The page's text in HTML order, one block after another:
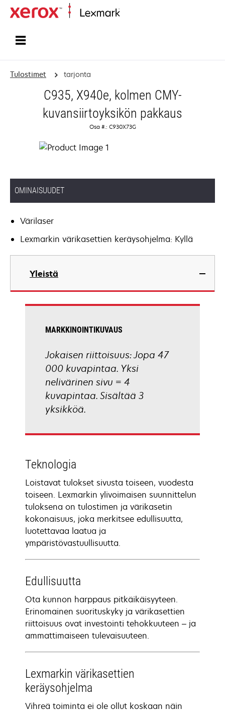
Tulostimet tarjonta
C935, X940e, kolmen CMY-
kuvansiirtoyksikön pakkaus
Osa #.: C930X73G
OMINAISUUDET
Värilaser
Lexmarkin värikasettien keräysohjelma: Kyllä
Yleistä
MARKKINOINTIKUVAUS
Jokaisen riittoisuus: Jopa 47
000 kuvapintaa. Yksi
nelivärinen sivu = 4
kuvapintaa. Sisältää 3
yksikköä.
Teknologia
Loistavat tulokset sivusta toiseen, vuodesta
toiseen. Lexmarkin ylivoimaisen suunnittelun
tuloksena on tulostimen ja värikasetin
kokonaisuus, joka merkitsee edullisuutta,
luotettavaa laatua ja
ympäristövastuullisuutta.
Edullisuutta
Ota kunnon harppaus pitkäikäisyyteen.
Erinomainen suorituskyky ja värikasettien
riittoisuus ovat investointi tehokkuuteen – ja
ammattimaiseen tulevaisuuteen.
Lexmarkin värikasettien
keräysohjelma
Vihreä toiminta ei ole ollut koskaan näin